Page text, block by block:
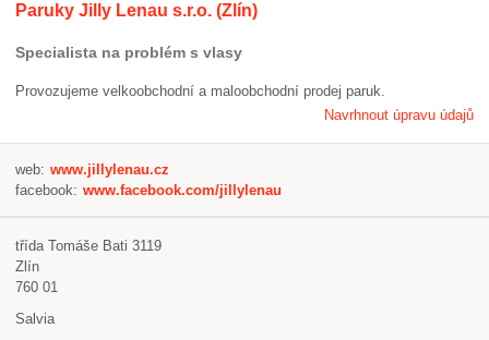
Paruky Jilly Lenau s.r.o. (Zlín)
Specialista na problém s vlasy
Provozujeme velkoobchodní a maloobchodní prodej paruk.
Navrhnout úpravu údajů
web: www.jillylenau.cz
facebook: www.facebook.com/jillylenau
třída Tomáše Bati 3119
Zlín
760 01
Salvia